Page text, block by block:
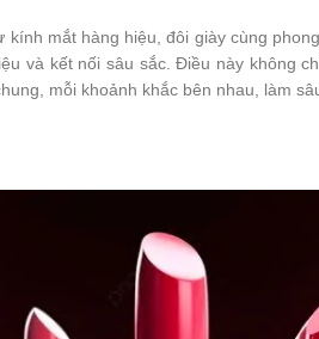
mắt hàng hiệu, đôi giày cùng
và kết nối sâu sắc. Điều này không
mỗi khoảnh khắc bên nhau, làm